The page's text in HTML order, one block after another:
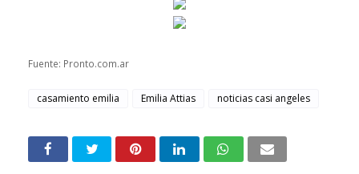
Fuente: Pronto.com.ar
casamiento emilia Emilia Attias noticias casi angeles